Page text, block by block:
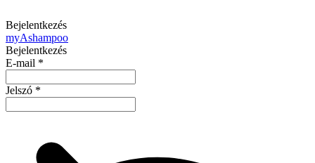
Bejelentkezés
myAshampoo
Bejelentkezés
E-mail *
Jelszó *